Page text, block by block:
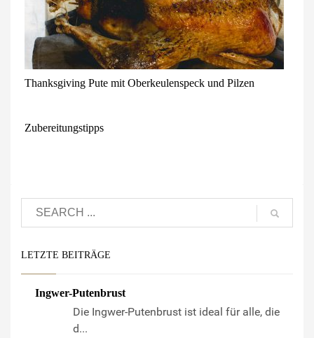
Thanksgiving Pute mit Oberkeulenspeck und Pilzen
Zubereitungstipps
LETZTE BEITRÄGE
Ingwer-Putenbrust
Die Ingwer-Putenbrust ist ideal für alle, die
d...